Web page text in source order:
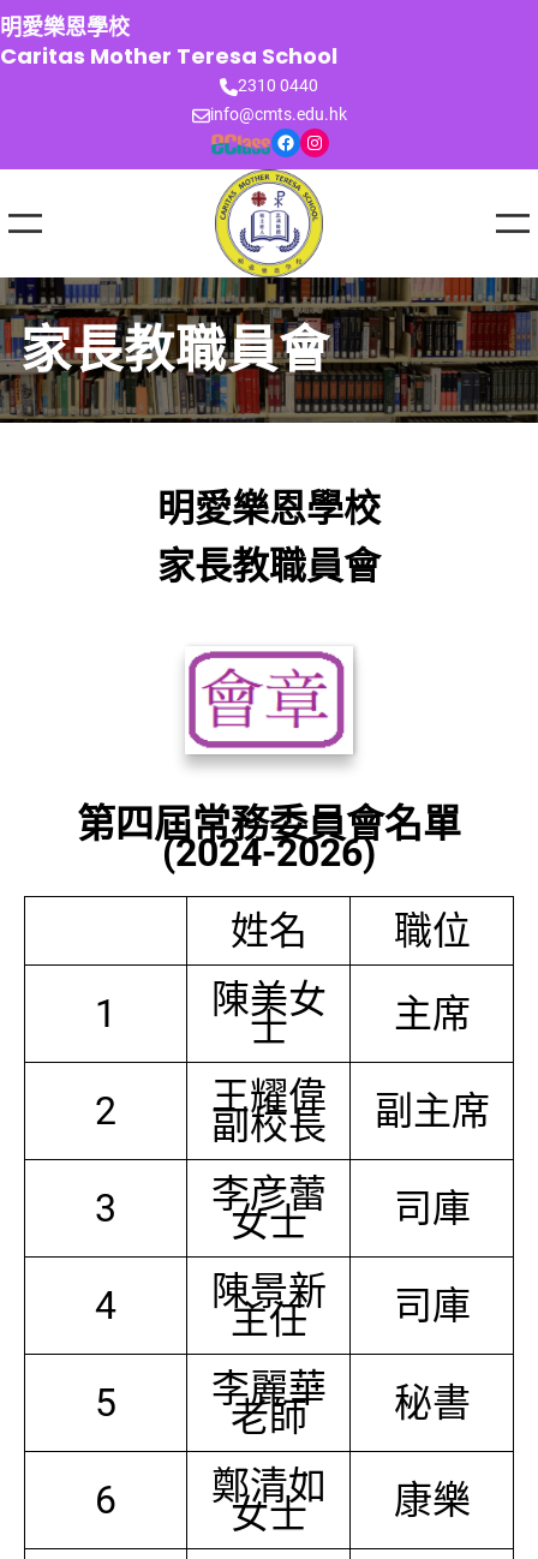
跳
至
主
明愛樂恩學校
Caritas Mother Teresa School
2310 0440
info@cmts.edu.hk
Facebook Instagram
家長教職員會
明愛樂恩學校
家長教職員會
第四屆常務委員會名單
(2024-2026)
姓名
職位
1
陳美女
士 主席
2 王耀偉
副校長 副主席
3 李彦蕾
女士 司庫
4 陳景新
主任 司庫
5 李麗華
老師 秘書
6 鄭清如
女士 康樂